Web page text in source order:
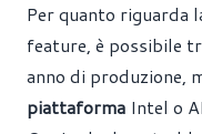
Per quanto riguarda
feature, è possibile
anno di produzione,
piattaforma Intel o